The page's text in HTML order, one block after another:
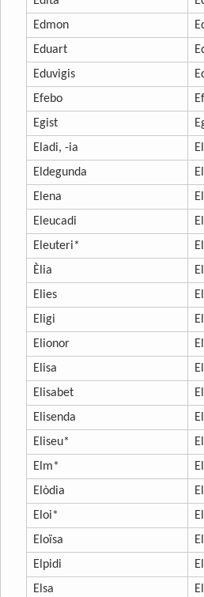
Edmon
Eduart
Eduvigis
Efebo
Egist
Eladi, -ia
Eldegunda
Elena
Eleucadi
Eleuteri*
Èlia
Elies
Eligi
Elionor
Elisa
Elisabet
Elisenda
Eliseu*
Elm*
Elòdia
Eloi*
Eloïsa
Elpidi
Elsa